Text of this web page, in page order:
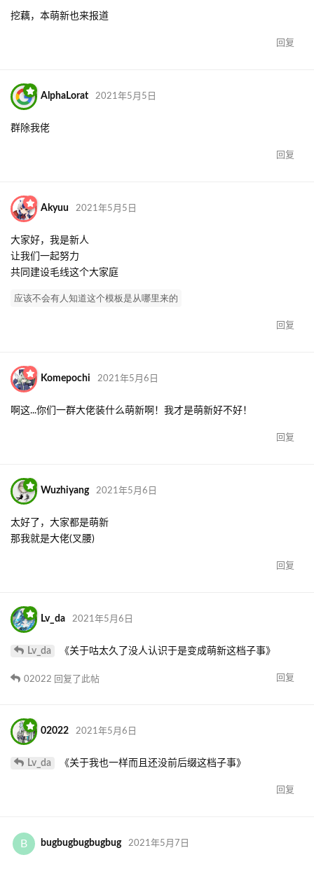
挖藕，本萌新也来报道
回复
AlphaLorat 2021年5月5日
群除我佬
回复
Akyuu 2021年5月5日
大家好，我是新人
让我们一起努力
共同建设毛线这个大家庭
应该不会有人知道这个模板是从哪里来的
回复
Komepochi 2021年5月6日
啊这...你们一群大佬装什么萌新啊！我才是萌新好不好！
回复
Wuzhiyang 2021年5月6日
太好了，大家都是萌新
那我就是大佬(叉腰)
回复
Lv_da 2021年5月6日
Lv_da 《关于咕太久了没人认识于是变成萌新这档子事》
回复
02022 回复了此帖
02022 2021年5月6日
Lv_da 《关于我也一样而且还没前后缀这档子事》
回复
B bugbugbugbugbug 2021年5月7日